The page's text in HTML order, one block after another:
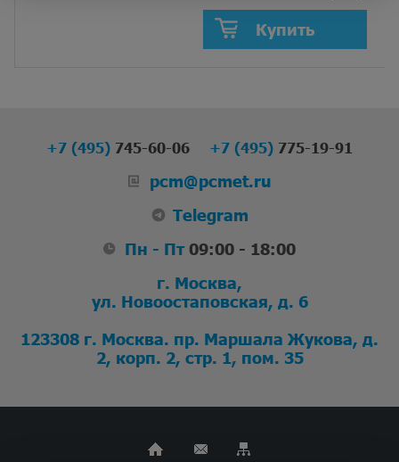
Купить
+7 (495) 745-60-06 +7 (495) 775-19-91
pcm@pcmet.ru
Telegram
Пн - Пт09:00 - 18:00
г. Москва,
ул. Новоостаповская, д. 6
123308 г. Москва. пр. Маршала Жукова, д.
2, корп. 2, стр. 1, пом. 35